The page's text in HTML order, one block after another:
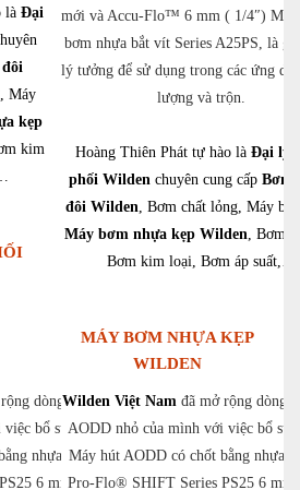
là Đại
Máy
kẹp
kim
mới và Accu-Flo™ 6 mm ( 1/4″)
bơm nhựa bắt vít Series A25PS, là
lý tưởng để sử dụng trong các ứng
lượng và trộn.
Hoàng Thiên Phát tự hào là Đại lý
phối Wildenchuyên cung cấp Bơm
đôi Wilden, Bơm chất lỏng, Máy
Máy bơm nhựa kẹp Wilden, Bơm
Bơm kim loại, Bơm áp suất,…
MÁY BƠM NHỰA KẸP
WILDEN
dòng máy hút
bổ sung mẫu
nhựa có chốt
6 mm (1/4″)
Wilden Việt Namđã mở rộng dòng
AODD nhỏ của mình với việc bổ
Máy hút AODD có chốt bằng nhựa
Pro-Flo® SHIFT Series PS25 6 mm